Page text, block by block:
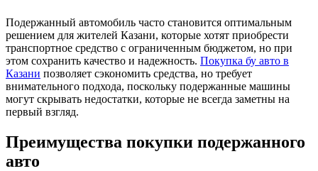
Подержанный автомобиль часто становится оптимальным
решением для жителей Казани, которые хотят приобрести
транспортное средство с ограниченным бюджетом, но при
этом сохранить качество и надежность. Покупка бу авто в
Казани позволяет сэкономить средства, но требует
внимательного подхода, поскольку подержанные машины
могут скрывать недостатки, которые не всегда заметны на
первый взгляд.
Преимущества покупки подержанного
авто